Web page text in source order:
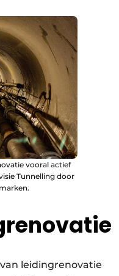
vooral actief
Tunnelling door
leidingrenovatie